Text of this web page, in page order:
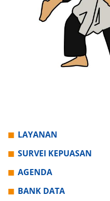
LAYANAN
SURVEI KEPUASAN
AGENDA
BANK DATA